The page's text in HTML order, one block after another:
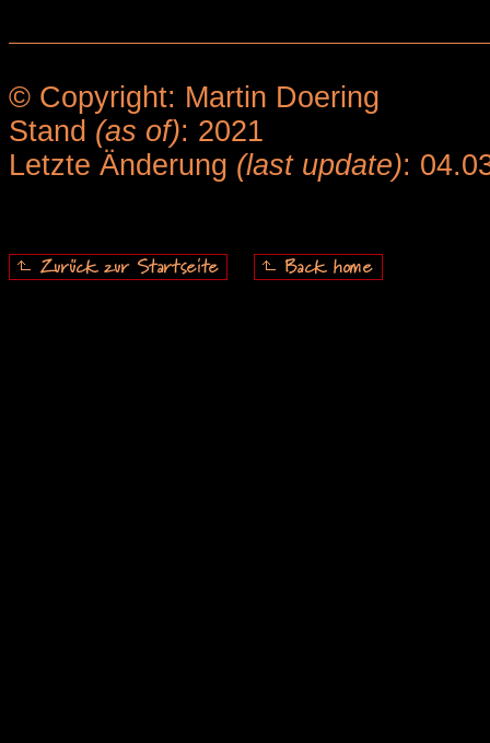
© Copyright: Martin Doering
Stand (as of): 2021
Letzte Änderung (last update):